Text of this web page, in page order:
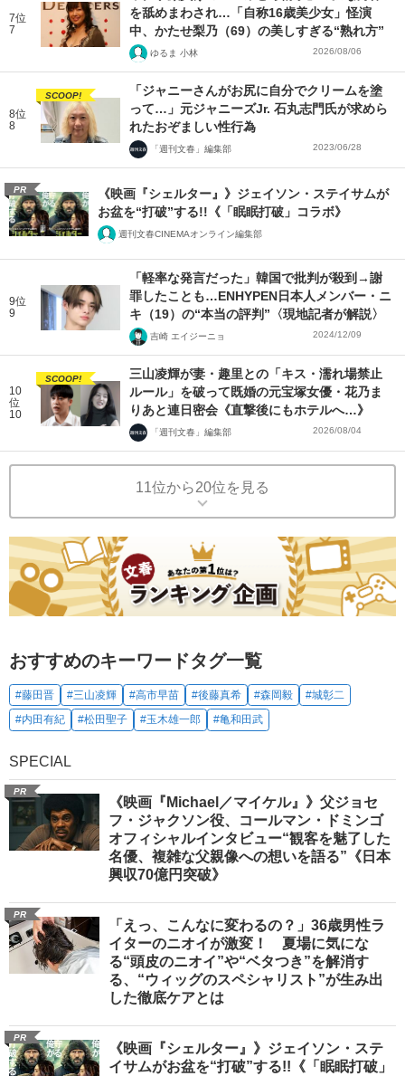
7位
7
を舐めまわされ…「自称16歳美少女」怪演
中、かたせ梨乃（69）の美しすぎる“熟れ方”
ゆるま 小林 2026/08/06
8位
8
SCOOP!
「ジャニーさんがお尻に自分でクリームを塗
って…」元ジャニーズJr. 石丸志門氏が求めら
れたおぞましい性行為
「週刊文春」編集部 2023/06/28
PR
《映画『シェルター』》ジェイソン・ステイサムが
お盆を“打破”する!!《「眠眠打破」コラボ》
週刊文春CINEMAオンライン編集部
9位
9
「軽率な発言だった」韓国で批判が殺到→謝
罪したことも…ENHYPEN日本人メンバー・ニ
キ（19）の“本当の評判”〈現地記者が解説〉
吉崎 エイジーニョ 2024/12/09
10
位
10
SCOOP!
三山凌輝が妻・趣里との「キス・濡れ場禁止
ルール」を破って既婚の元宝塚女優・花乃ま
りあと連日密会《直撃後にもホテルへ…》
「週刊文春」編集部 2026/08/04
11位から20位を見る
おすすめのキーワードタグ一覧
#藤田晋 #三山凌輝 #高市早苗 #後藤真希 #森岡毅
#城彰二
#内田有紀
#松田聖子 #玉木雄一郎 #亀和田武
SPECIAL
PR
《映画『Michael／マイケル』》父ジョセ
フ・ジャクソン役、コールマン・ドミンゴ
オフィシャルインタビュー“観客を魅了した
名優、複雑な父親像への想いを語る”《日本
興収70億円突破》
PR
「えっ、こんなに変わるの？」36歳男性ラ
イターのニオイが激変！ 夏場に気にな
る“頭皮のニオイ”や“ベタつき”を解消す
る、“ウィッグのスペシャリスト”が生み出
した徹底ケアとは
PR
《映画『シェルター』》ジェイソン・ステ
イサムがお盆を“打破”する!!《「眠眠打破」